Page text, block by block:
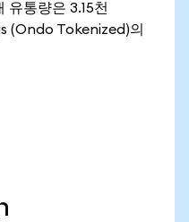
유통량은 3.15천
(Ondo Tokenized)의